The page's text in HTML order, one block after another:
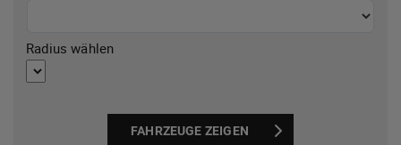
Radius wählen
FAHRZEUGE ZEIGEN